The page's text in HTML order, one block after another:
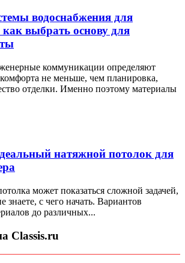
водоснабжения для
выбрать основу для
коммуникации определяют
не меньше, чем планировка,
отделки. Именно поэтому материалы
натяжной потолок для
может показаться сложной задачей,
знаете, с чего начать. Вариантов
до различных...
Classis.ru